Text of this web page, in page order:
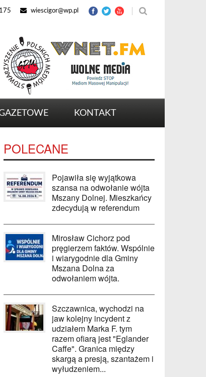
wiescigor@wp.pl
KONTAKT
POLECANE
Pojawiła się wyjątkowa
szansa na odwołanie wójta
Mszany Dolnej. Mieszkańcy
zdecydują w referendum
Mirosław Cichorz pod
pręgierzem faktów. Wspólnie
i wiarygodnie dla Gminy
Mszana Dolna za
odwołaniem wójta.
Szczawnica, wychodzi na
jaw kolejny incydent z
udziałem Marka F. tym
razem ofiarą jest "Eglander
Caffe". Granica między
skargą a presją, szantażem i
wyłudzeniem...